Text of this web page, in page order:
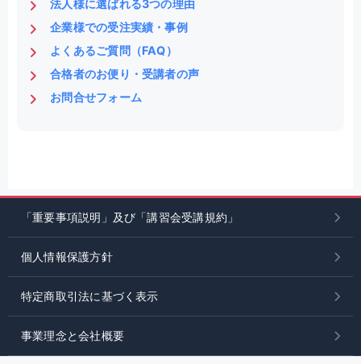
法人様に選ばれる3つの理由
企業様での受注実績・事例
よくあるご質問（FAQ）
合格者のお便り・受講者の声
お問合せフォーム
「重要事項説明」及び「講習会受講規約」
個人情報保護方針
特定商取引法に基づく表示
事業理念と会社概要